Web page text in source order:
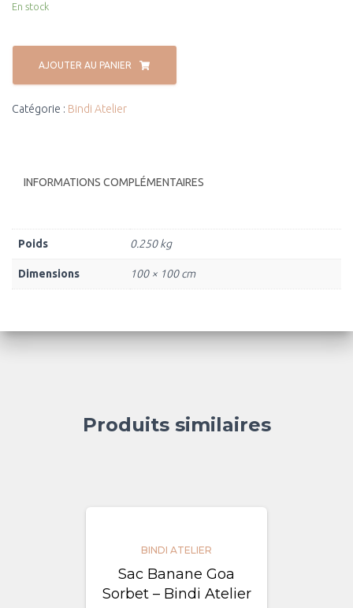
En stock
AJOUTER AU PANIER
Catégorie : Bindi Atelier
INFORMATIONS COMPLÉMENTAIRES
Poids 0.250 kg
Dimensions 100 × 100 cm
Produits similaires
BINDI ATELIER
Sac Banane Goa
Sorbet – Bindi Atelier